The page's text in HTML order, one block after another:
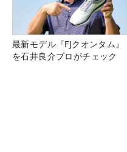
最新モデル『FJクオンタム』
を石井良介プロがチェック